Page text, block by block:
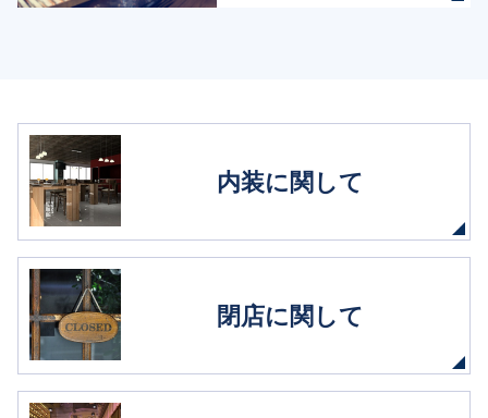
内装に関して
閉店に関して